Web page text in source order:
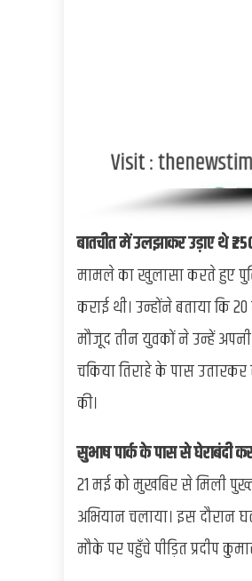
बातचीत में उलझाकर उड़ाए थे
मामले का खुलासा करते हुए
कराई थी। उन्होंने बताया
मौजूद तीन युवकों ने उन्हें
चकिया तिराहे के पास
की।
सुभाष पार्क के पास से घेराबंदी
21 मई को मुखबिर से मिली
अभियान चलाया। इस दौरान
मौके पर पहुँचे पीड़ित प्रदीप